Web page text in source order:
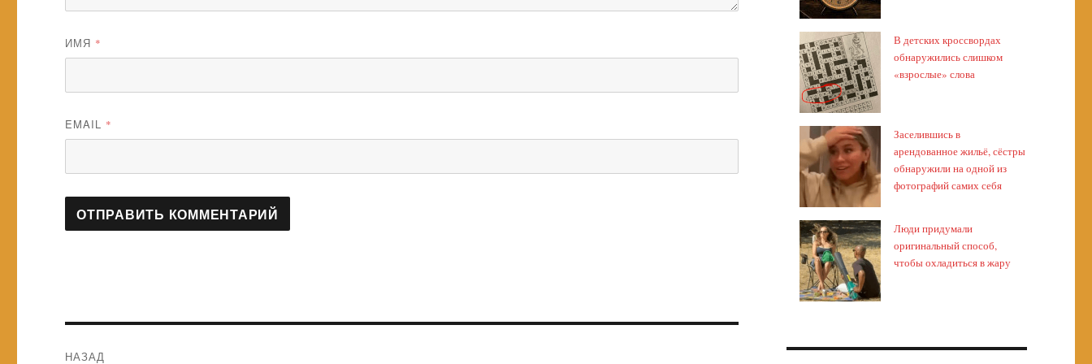
ИМЯ *
EMAIL *
НАЗАД
В детских кроссвордах
обнаружились слишком
«взрослые» слова
Заселившись в
арендованное жильё, сёстры
обнаружили на одной из
фотографий самих себя
Люди придумали
оригинальный способ,
чтобы охладиться в жару